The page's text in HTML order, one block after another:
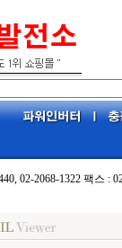
02-2068-1322 팩스 :